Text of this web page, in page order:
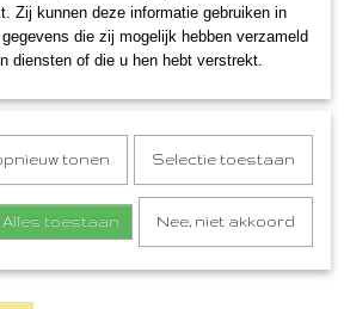
borrelpakket, oftewel…
Zij kunnen deze informatie gebruiken in
die zij mogelijk hebben verzameld
diensten of die u hen hebt verstrekt.
tonen Selectie toestaan
Alles toestaan Nee, niet akkoord